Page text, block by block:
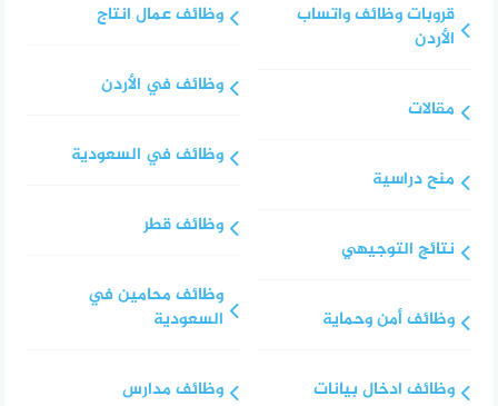
قروبات وظائف واتساب
الأردن
مقالات
منح دراسية
نتائج التوجيهي
وظائف أمن وحماية
وظائف ادخال بيانات
وظائف عمال انتاج
وظائف في الأردن
وظائف في السعودية
وظائف قطر
وظائف محامين في
السعودية
وظائف مدارس